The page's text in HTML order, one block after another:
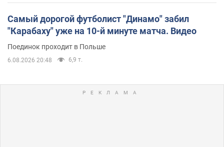
Самый дорогой футболист "Динамо" забил
"Карабаху" уже на 10-й минуте матча. Видео
Поединок проходит в Польше
6.08.2026 20:48 6,9 т.